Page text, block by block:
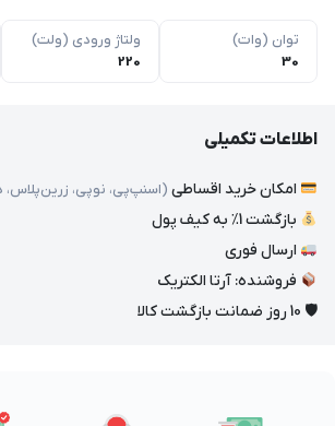
توان (وات)
30
ولتاژ ورودی (ولت)
220
اطلاعات تکمیلی
امکان خرید اقساطی (اسنپ‌پی، نوپی،
بازگشت 1٪ به کیف پول
ارسال فوری
فروشنده: آرتا الکتریک
🛡 10 روز ضمانت بازگشت کالا